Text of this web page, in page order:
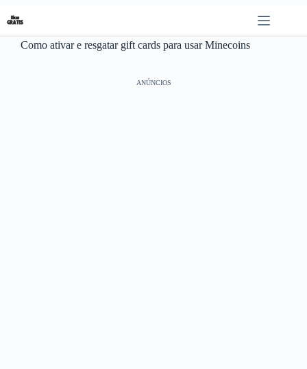
para
o
conteúdoComo ativar e resgatar gift cards para usar Minecoins
ANÚNCIOS